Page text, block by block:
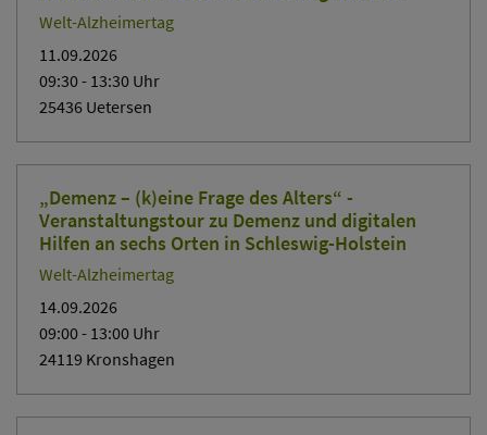
Welt-Alzheimertag
11.09.2026
09:30- 13:30 Uhr
25436 Uetersen
„Demenz – (k)eine Frage des Alters“ -
Veranstaltungstour zu Demenz und digitalen
Hilfen an sechs Orten in Schleswig-Holstein
Welt-Alzheimertag
14.09.2026
09:00- 13:00 Uhr
24119 Kronshagen